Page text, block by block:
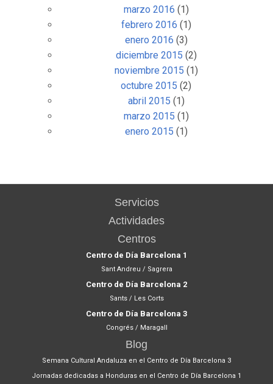
marzo 2016 (1)
febrero 2016 (1)
enero 2016 (3)
diciembre 2015 (2)
noviembre 2015 (1)
octubre 2015 (2)
abril 2015 (1)
marzo 2015 (1)
enero 2015 (1)
Servicios
Actividades
Centros
Centro de Día Barcelona 1
Sant Andreu / Sagrera
Centro de Día Barcelona 2
Sants / Les Corts
Centro de Día Barcelona 3
Congrés / Maragall
Blog
Semana Cultural Andaluza en el Centro de Día Barcelona 3
Jornadas dedicadas a Honduras en el Centro de Día Barcelona 1